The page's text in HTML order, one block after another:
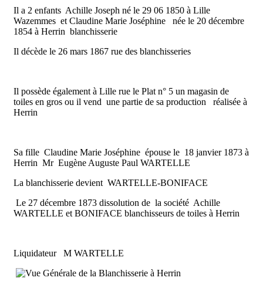
Il a 2 enfants Achille Joseph né le 29 06 1850 à Lille
Wazemmes et Claudine Marie Joséphine née le 20 décembre
1854 à Herrin blanchisserie
Il décède le 26 mars 1867 rue des blanchisseries
Il possède également à Lille rue le Plat n° 5 un magasin de
toiles en gros ou il vend une partie de sa production réalisée à
Herrin
Sa fille Claudine Marie Joséphine épouse le 18 janvier 1873 à
Herrin Mr Eugène Auguste Paul WARTELLE
La blanchisserie devient WARTELLE-BONIFACE
Le 27 décembre 1873 dissolution de la société Achille
WARTELLE et BONIFACE blanchisseurs de toiles à Herrin
Liquidateur M WARTELLE